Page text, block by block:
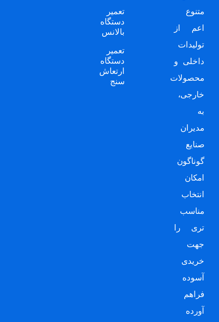
متنوع
اعم از
تولیدات
داخلی و
محصولات
خارجی،
به
مدیران
صنایع
گوناگون
امکان
انتخاب
مناسب
تری را
جهت
خریدی
آسوده
فراهم
آورده
تعمیر
دستگاه
بالانس
تعمیر
دستگاه
ارتعاش
سنج